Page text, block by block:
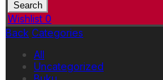
Search
Wishlist 0
Back Categories
All
Uncategorized